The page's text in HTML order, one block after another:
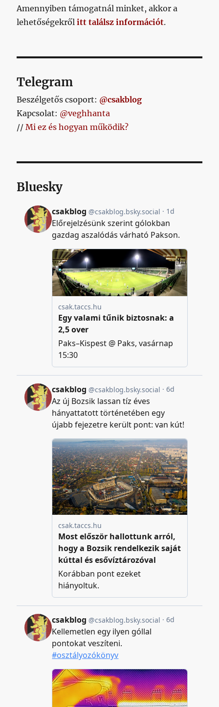
bejegyzéshez
Amennyiben támogatnál minket, akkor a
lehetőségekrőlitt találsz információt.
Telegram
Beszélgetős csoport: @csakblog
Kapcsolat: @veghhanta
//Mi ez és hogyan működik?
Bluesky